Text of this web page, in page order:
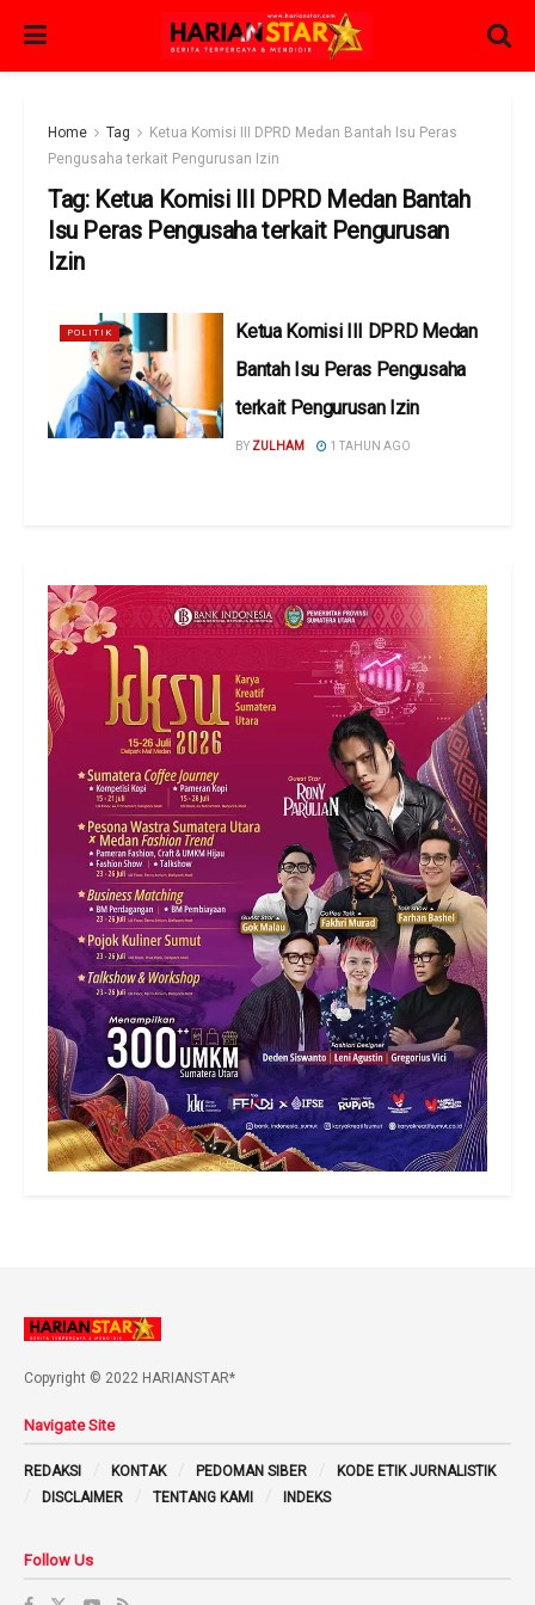
Home Tag
Ketua Komisi III DPRD Medan Bantah Isu Peras
Pengusaha terkait Pengurusan Izin
Tag: Ketua Komisi III DPRD Medan Bantah
Isu Peras Pengusaha terkait Pengurusan
Izin
POLITIK
Ketua Komisi III DPRD Medan
Bantah Isu Peras Pengusaha
terkait Pengurusan Izin
BY ZULHAM 1 TAHUN AGO
Copyright © 2022 HARIANSTAR*
Navigate Site
REDAKSI KONTAK PEDOMAN SIBER
KODE ETIK JURNALISTIK
DISCLAIMER
TENTANG KAMI INDEKS
Follow Us